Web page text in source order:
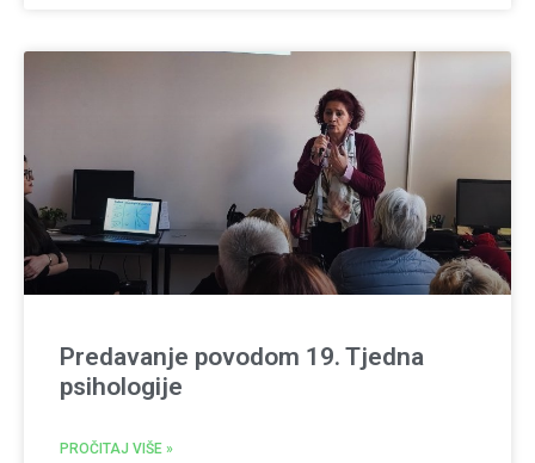
Predavanje povodom 19. Tjedna
psihologije
PROČITAJ VIŠE »